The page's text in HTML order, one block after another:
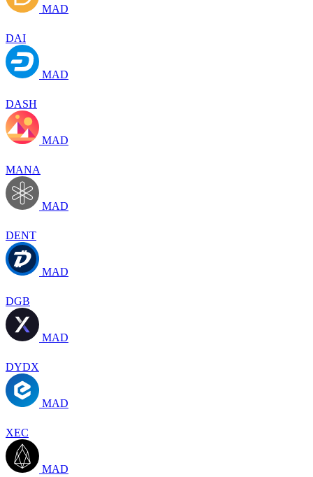
MAD
DAI
MAD
DASH
MAD
MANA
MAD
DENT
MAD
DGB
MAD
DYDX
MAD
XEC
MAD